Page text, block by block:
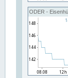
ODER -